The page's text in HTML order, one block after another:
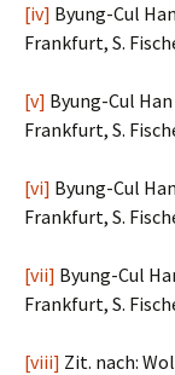
[iv] Byung-Cul
Frankfurt, S.
[v] Byung-Cul
Frankfurt, S.
[vi] Byung-Cul
Frankfurt, S.
[vii] Byung-Cul
Frankfurt, S.
[viii] Zit. nach: